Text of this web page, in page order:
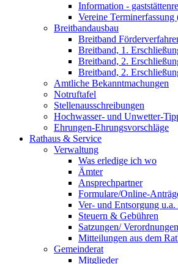
Information -
Vereine
Breitbandausbau
Breitband
Breitband, 1.
Breitband, 2.
Breitband, 2.
Amtliche Bekanntmachungen
Notruftafel
Stellenausschreibungen
Hochwasser- und Unwetter-
Ehrungen-Ehrungsvorschläge
Rathaus & Service
Verwaltung
Was erledige ich wo
Ämter
Ansprechpartner
Formulare/Online-
Ver- und Entsorgung
Steuern & Gebühren
Satzungen/
Mitteilungen aus dem
Gemeinderat
Mitglieder